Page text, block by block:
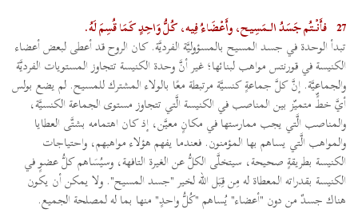
27 فأَنْتُم جَسَدُ الـمَسِيح، وأَعْضَاءُ فِيه، كُلُّ وَاحِدٍ كَمَا قُسِمَ لَهُ.
تبدأ الوحدة في جسد المسيح بالمسؤوليَّة الفرديَّة. كان الروح قد أعطى لبعض أعضاء
الكنيسة في قورنتس مواهب لبنائها؛ غير أنَّ وحدة الكنيسة تتجاوز المستويات الفرديَّة
والجماعيَّة. إنَّ كلَّ جماعةٍ كنسيَّة مرتبطة معًا بالولاء المشترك للمسيح. لم يضع بولس
أيَّ خطٍّ متميّز بين المناصب في الكنيسة الَّتي تتجاوز مستوى الجماعة الكنسيَّة،
والمناصب الَّتي يجب ممارستها في مكانٍ معيَّن، إذ كان اهتمامه بشتَّى العطايا
والمواهب الَّتي يساهم بها المؤمنون. فعندما يفهم هؤلاء مواهبهم، واحتياجات
الكنيسة بطريقةٍ صحيحة، سيتخلَّى الكلُّ عن الغيرة التافهة، وسيُسَاهم كلُّ عضوٍ في
الكنيسة بقدراته المعطاة له مِن قِبَل الله لخير "جسد المسيح". ولا يمكن أن يكون
هناك جسدٌ من دون "أعضاء" يُساهم "كُلُّ واحدٍ" منها بما له لمصلحة الجميع.